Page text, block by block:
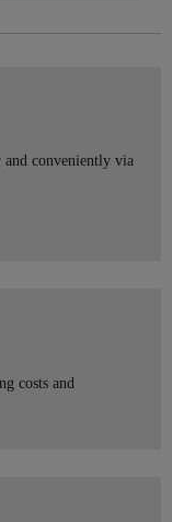
conveniently via
costs and